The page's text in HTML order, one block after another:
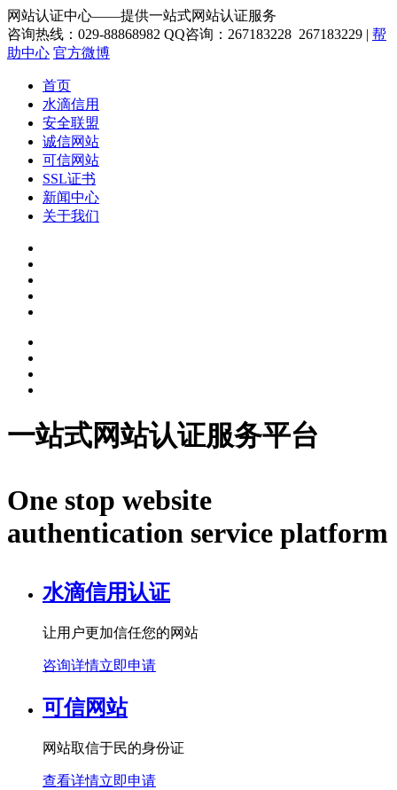
网站认证中心——提供一站式网站认证服务
咨询热线：029-88868982 QQ咨询：267183228 267183229 | 帮
助中心 官方微博
首页
水滴信用
安全联盟
诚信网站
可信网站
SSL证书
新闻中心
关于我们
一站式网站认证服务平台
One stop website
authentication service platform
水滴信用认证
让用户更加信任您的网站
咨询详情立即申请
可信网站
网站取信于民的身份证
查看详情立即申请